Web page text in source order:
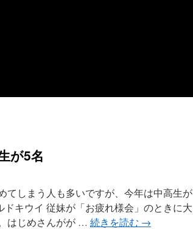
が5名
てしまう人も多いですが、今年は中高生が
キウイ 従妹が「お疲れ様会」のときに大
はじめさんがが … 続きを読む →